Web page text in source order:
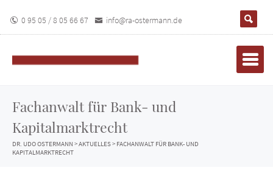
0 95 05 / 8 05 66 67 info@ra-ostermann.de
Fachanwalt für Bank- und
Kapitalmarktrecht
DR. UDO OSTERMANN >AKTUELLES> FACHANWALT FÜR BANK- UND
KAPITALMARKTRECHT